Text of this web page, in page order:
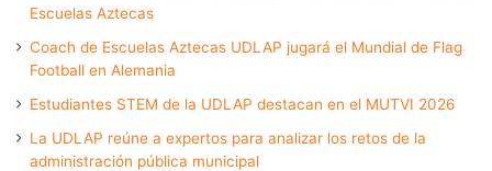
Escuelas Aztecas
Coach de Escuelas Aztecas UDLAP jugará el Mundial de Flag
Football en Alemania
Estudiantes STEM de la UDLAP destacan en el MUTVI 2026
La UDLAP reúne a expertos para analizar los retos de la
administración pública municipal